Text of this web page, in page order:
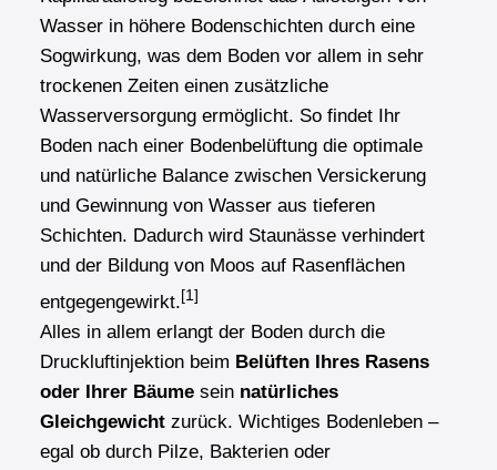
Wasser in höhere Bodenschichten durch eine
Sogwirkung, was dem Boden vor allem in sehr
trockenen Zeiten einen zusätzliche
Wasserversorgung ermöglicht. So findet Ihr
Boden nach einer Bodenbelüftung die optimale
und natürliche Balance zwischen Versickerung
und Gewinnung von Wasser aus tieferen
Schichten. Dadurch wird Staunässe verhindert
und der Bildung von Moos auf Rasenflächen
entgegengewirkt.[1]
Alles in allem erlangt der Boden durch die
Druckluftinjektion beim Belüften Ihres Rasens
oder Ihrer Bäumesein natürliches
Gleichgewichtzurück. Wichtiges Bodenleben –
egal ob durch Pilze, Bakterien oder